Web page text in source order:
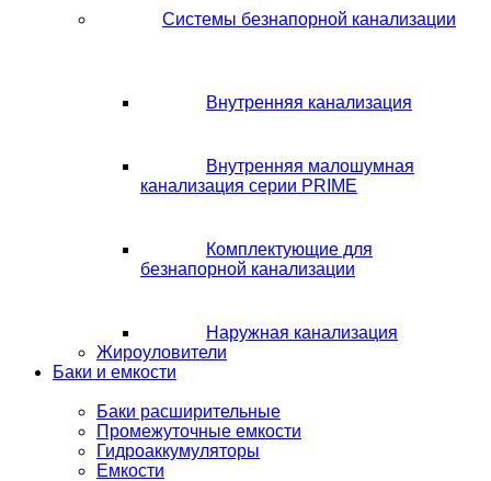
Системы безнапорной канализации
Внутренняя канализация
Внутренняя малошумная
канализация серии PRIME
Комплектующие для
безнапорной канализации
Наружная канализация
Жироуловители
Баки и емкости
Баки расширительные
Промежуточные емкости
Гидроаккумуляторы
Емкости